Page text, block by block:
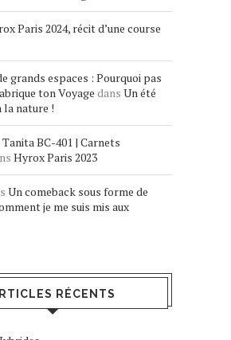
Paris 2024, récit d’une course
grands espaces : Pourquoi pas
ton Voyage dans Un été
la nature !
BC-401 | Carnets
Hyrox Paris 2023
Un comeback sous forme de
je me suis mis aux
RÉCENTS